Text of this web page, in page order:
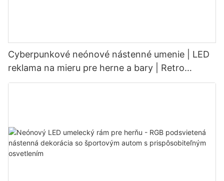
Cyberpunkové neónové nástenné umenie | LED
reklama na mieru pre herne a bary | Retro
industriálna dekorácia